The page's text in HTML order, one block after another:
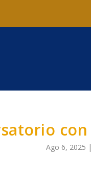
Ago 6, 2025 |